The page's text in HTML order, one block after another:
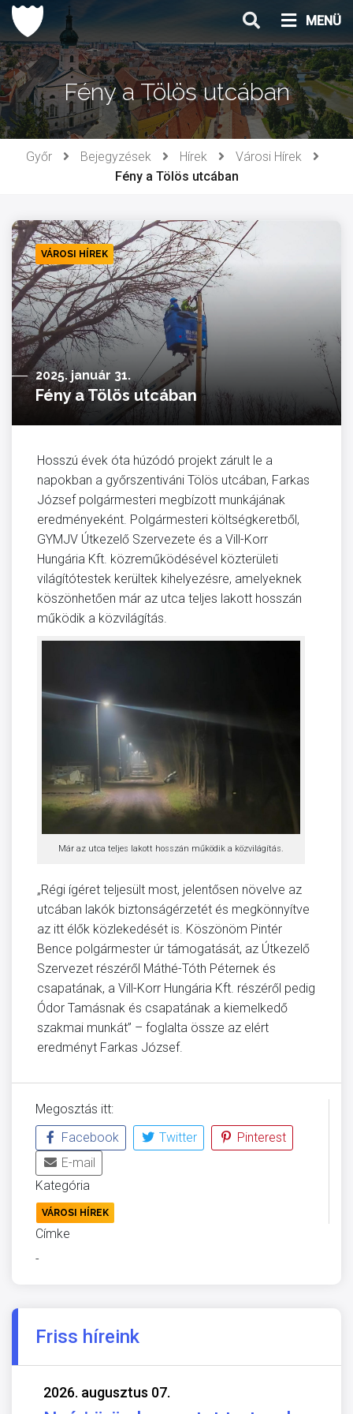
Ugrás
tartalomhoz
MENÜ
Fény a Tölös utcában
Győr Bejegyzések Hírek
Városi Hírek
Fény a Tölös utcában
VÁROSI HÍREK
2025. január 31.
Fény a Tölös utcában
Hosszú évek óta húzódó projekt zárult le a
napokban a győrszentiváni Tölös utcában, Farkas
József polgármesteri megbízott munkájának
eredményeként. Polgármesteri költségkeretből,
GYMJV Útkezelő Szervezete és a Vill-Korr
Hungária Kft. közreműködésével közterületi
világítótestek kerültek kihelyezésre, amelyeknek
köszönhetően már az utca teljes lakott hosszán
működik a közvilágítás.
Már az utca teljes lakott hosszán működik a közvilágítás.
„Régi ígéret teljesült most, jelentősen növelve az
utcában lakók biztonságérzetét és megkönnyítve
az itt élők közlekedését is. Köszönöm Pintér
Bence polgármester úr támogatását, az Útkezelő
Szervezet részéről Máthé-Tóth Péternek és
csapatának, a Vill-Korr Hungária Kft. részéről pedig
Ódor Tamásnak és csapatának a kiemelkedő
szakmai munkát” – foglalta össze az elért
eredményt Farkas József.
Megosztás itt:
Facebook
Twitter
Pinterest
E-mail
Kategória
VÁROSI HÍREK
Címke
-
Friss híreink
2026. augusztus 07.